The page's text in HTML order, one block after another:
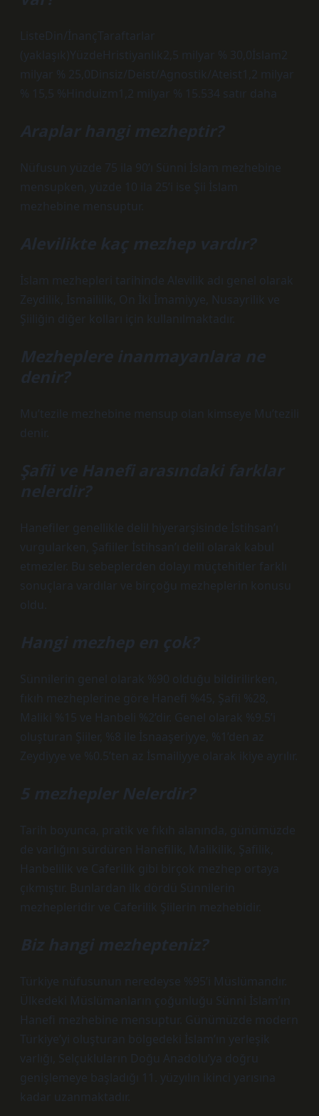
ListeDin/İnançTaraftarlar
(yaklaşık)YüzdeHristiyanlık2,5 milyar % 30,0İslam2
milyar % 25,0Dinsiz/Deist/Agnostik/Ateist1,2 milyar
% 15,5 %Hinduizm1,2 milyar % 15.534 satır daha
Araplar hangi mezheptir?
Nüfusun yüzde 75 ila 90’ı Sünni İslam mezhebine
mensupken, yüzde 10 ila 25’i ise Şii İslam
mezhebine mensuptur.
Alevilikte kaç mezhep vardır?
İslam mezhepleri tarihinde Alevilik adı genel olarak
Zeydilik, İsmaililik, On İki İmamiyye, Nusayrilik ve
Şiiliğin diğer kolları için kullanılmaktadır.
Mezheplere inanmayanlara ne
denir?
Mu’tezile mezhebine mensup olan kimseye Mu’tezili
denir.
Şafii ve Hanefi arasındaki farklar
nelerdir?
Hanefiler genellikle delil hiyerarşisinde İstihsan’ı
vurgularken, Şafiiler İstihsan’ı delil olarak kabul
etmezler. Bu sebeplerden dolayı müçtehitler farklı
sonuçlara vardılar ve birçoğu mezheplerin konusu
oldu.
Hangi mezhep en çok?
Sünnilerin genel olarak %90 olduğu bildirilirken,
fıkıh mezheplerine göre Hanefi %45, Şafii %28,
Maliki %15 ve Hanbeli %2’dir. Genel olarak %9.5’i
oluşturan Şiiler, %8 ile İsnaaşeriyye, %1’den az
Zeydiyye ve %0.5’ten az İsmailiyye olarak ikiye ayrılır.
5 mezhepler Nelerdir?
Tarih boyunca, pratik ve fıkıh alanında, günümüzde
de varlığını sürdüren Hanefilik, Malikilik, Şafilik,
Hanbelilik ve Caferilik gibi birçok mezhep ortaya
çıkmıştır. Bunlardan ilk dördü Sünnilerin
mezhepleridir ve Caferilik Şiilerin mezhebidir.
Biz hangi mezhepteniz?
Türkiye nüfusunun neredeyse %95’i Müslümandır.
Ülkedeki Müslümanların çoğunluğu Sünni İslam’ın
Hanefi mezhebine mensuptur. Günümüzde modern
Türkiye’yi oluşturan bölgedeki İslam’ın yerleşik
varlığı, Selçukluların Doğu Anadolu’ya doğru
genişlemeye başladığı 11. yüzyılın ikinci yarısına
kadar uzanmaktadır.